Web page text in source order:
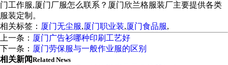
门工作服,厦门厂服怎么联系？厦门欣兰格服装厂主要提供各类
服装定制。
相关标签： 厦门无尘服,厦门职业装,厦门食品服,
上一条： 厦门广告衫哪种印刷工艺好
下一条： 厦门劳保服与一般作业服的区别
相关新闻Related News